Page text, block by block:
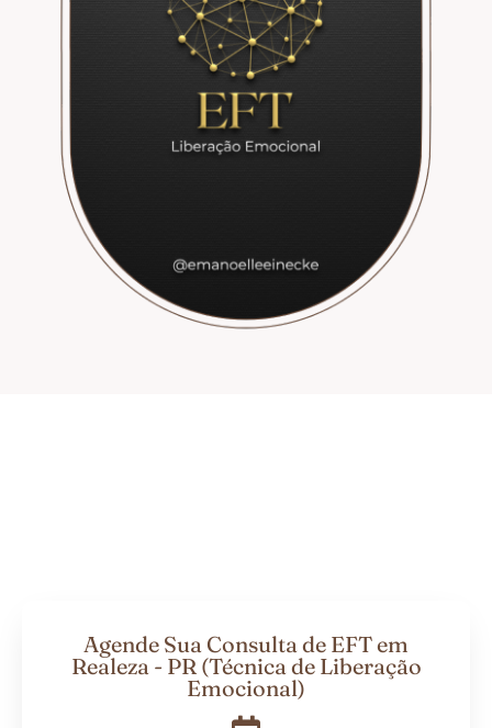
Agende Sua Consulta de EFT em
Realeza - PR (Técnica de Liberação
Emocional)